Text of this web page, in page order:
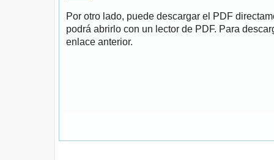
Por otro lado, puede descargar el PDF
podrá abrirlo con un lector de PDF. Para
enlace anterior.